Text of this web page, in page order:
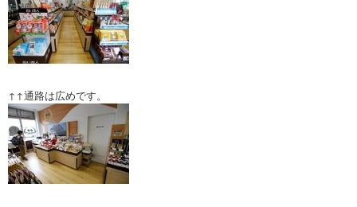
↑↑通路は広めです。